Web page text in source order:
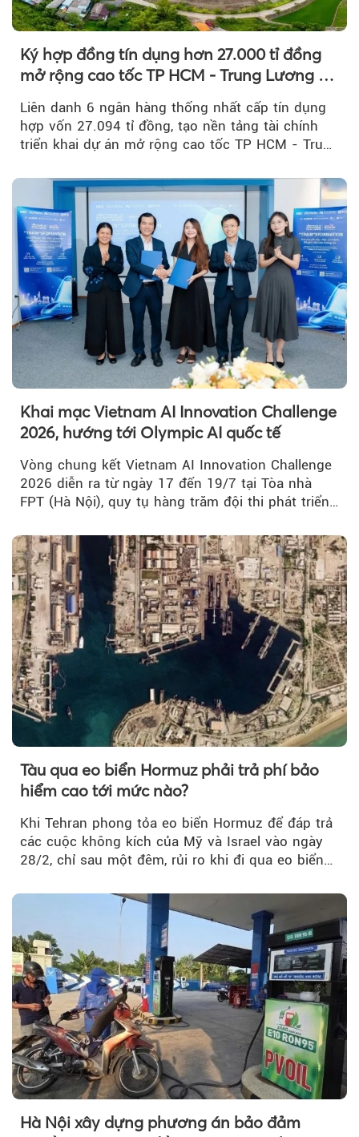
Ký hợp đồng tín dụng hơn 27.000 tỉ đồng
mở rộng cao tốc TP HCM - Trung Lương -
Liên danh 6 ngân hàng thống nhất cấp tín dụng
hợp vốn 27.094 tỉ đồng, tạo nền tảng tài chính
triển khai dự án mở rộng cao tốc TP HCM - Trung
kết nối TP HCM với Đồng bằng sông Cửu Long.
Khai mạc Vietnam AI Innovation Challenge
2026, hướng tới Olympic AI quốc tế
Vòng chung kết Vietnam AI Innovation Challenge
2026 diễn ra từ ngày 17 đến 19/7 tại Tòa nhà
FPT (Hà Nội), quy tụ hàng trăm đội thi phát triển
Tàu qua eo biển Hormuz phải trả phí bảo
hiểm cao tới mức nào?
Khi Tehran phong tỏa eo biển Hormuz để đáp trả
các cuộc không kích của Mỹ và Israel vào ngày
28/2, chỉ sau một đêm, rủi ro khi đi qua eo biển
theo.
Hà Nội xây dựng phương án bảo đảm